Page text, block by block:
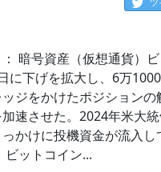
： 暗号資産（仮想通貨）
に下げを拡大し、6万
ジをかけたポジションの
速させた。2024年米大
かけに投機資金が流入
ビットコイン...